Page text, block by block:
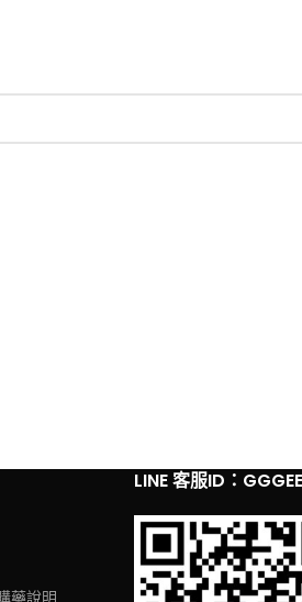
藥說明
LINE 客服ID：